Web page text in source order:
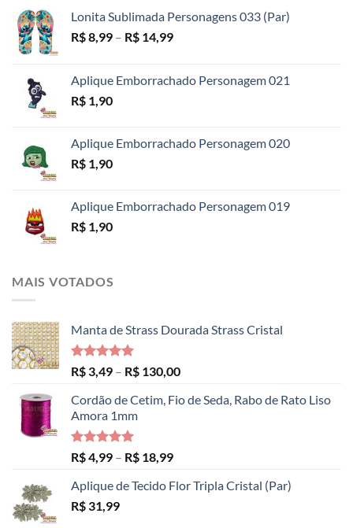
Lonita Sublimada Personagens 033 (Par)
R$8,99 – R$ 14,99Faixa
R$ 8,99
Aplique Emborrachado Personagem 021
R$ 1,90
Aplique Emborrachado Personagem 020
R$ 1,90
Aplique Emborrachado Personagem 019
R$ 1,90
MAIS VOTADOS
Manta de Strass Dourada Strass Cristal
Avaliação
5.00
de 5
R$ 3,49 – R$ 130,00Faixa
preço:
Cordão de Cetim, Fio de Seda, Rabo de Rato Liso
Amora 1mm
Avaliação
5.00
de 5
R$4,99 – R$ 18,99Faixa
preço:
Aplique de Tecido Flor Tripla Cristal (Par)
R$ 31,99